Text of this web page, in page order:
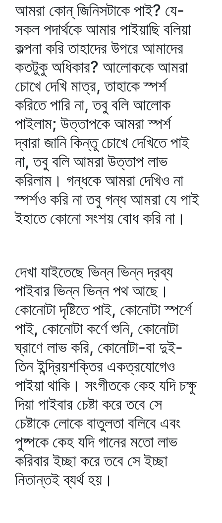
আমরা কোন্‌ জিনিসটাকে পাই? যে-
সকল পদার্থকে আমার পাইয়াছি বলিয়া
কল্পনা করি তাহাদের উপরে আমাদের
কতটুকু অধিকার? আলোককে আমরা
চোখে দেখি মাত্র, তাহাকে স্পর্শ
করিতে পারি না, তবু বলি আলোক
পাইলাম; উত্তাপকে আমরা স্পর্শ
দ্বারা জানি কিন্তু চোখে দেখিতে পাই
না, তবু বলি আমরা উত্তাপ লাভ
করিলাম। গন্ধকে আমরা দেখিও না
স্পর্শও করি না তবু গন্ধ আমরা যে পাই
ইহাতে কোনো সংশয় বোধ করি না।
দেখা যাইতেছে ভিন্ন ভিন্ন দ্রব্য
পাইবার ভিন্ন ভিন্ন পথ আছে।
কোনোটা দৃষ্টিতে পাই, কোনোটা স্পর্শে
পাই, কোনোটা কর্ণে শুনি, কোনোটা
ঘ্রাণে লাভ করি, কোনোটা-বা দুই-
তিন ইন্দ্রিয়শক্তির একত্রযোগেও
পাইয়া থাকি। সংগীতকে কেহ যদি চক্ষু
দিয়া পাইবার চেষ্টা করে তবে সে
চেষ্টাকে লোকে বাতুলতা বলিবে এবং
পুষ্পকে কেহ যদি গানের মতো লাভ
করিবার ইচ্ছা করে তবে সে ইচ্ছা
নিতান্তই ব্যর্থ হয়।